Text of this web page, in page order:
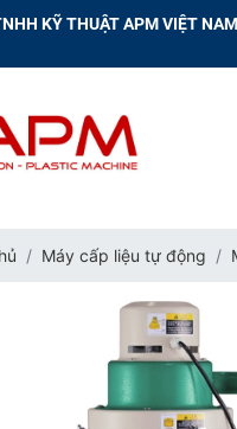
KỸ THUẬT APM VIỆT NAM
Máy cấp liệu tự động